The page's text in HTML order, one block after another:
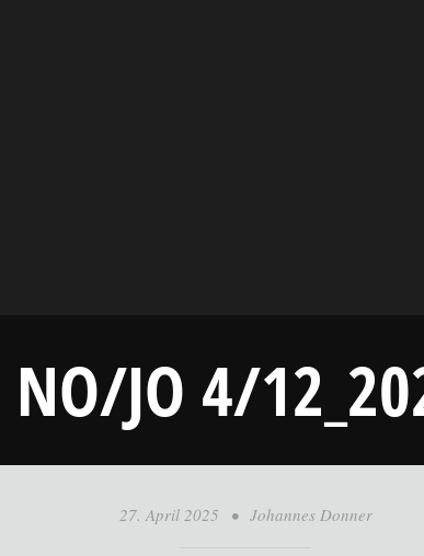
NO/JO 4/
27. April 2025 • Johannes Donner